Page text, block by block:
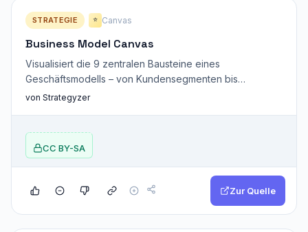
STRATEGIE ⭐ Canvas
Business Model Canvas
Visualisiert die 9 zentralen Bausteine eines
Geschäftsmodells – von Kundensegmenten bis
Ertragsströmen.
von Strategyzer
CC BY-SA
Zur Quelle